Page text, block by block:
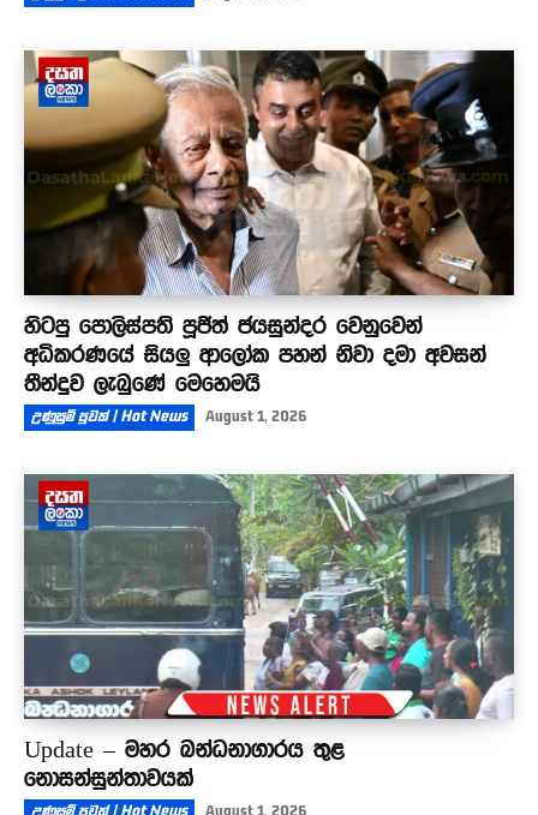
හිටපු පොලිස්පති පූජිත් ජයසුන්දර වෙනුවෙන්
අධිකරණයේ සියලු ආලෝක පහන් නිවා දමා අවසන්
තීන්දුව ලැබුණේ මෙහෙමයි
උණුසුම් පුවත් | Hot News August 1, 2026
Update – මහර බන්ධනාගාරය තුළ
නොසන්සුන්තාවයක්